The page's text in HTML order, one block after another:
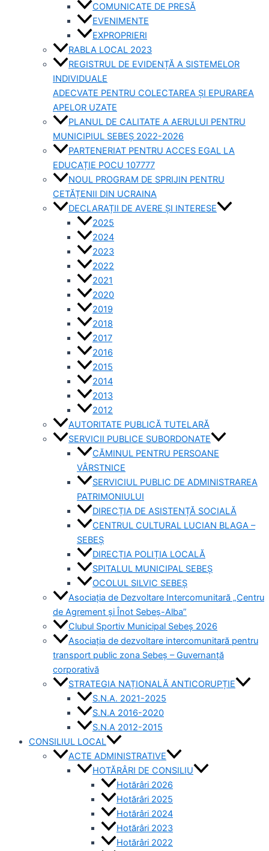
COMUNICATE DE PRESĂ
EVENIMENTE
EXPROPRIERI
RABLA LOCAL 2023
REGISTRUL DE EVIDENȚĂ A SISTEMELOR
INDIVIDUALE
ADECVATE PENTRU COLECTAREA ȘI EPURAREA
APELOR UZATE
PLANUL DE CALITATE A AERULUI PENTRU
MUNICIPIUL SEBEȘ 2022-2026
PARTENERIAT PENTRU ACCES EGAL LA
EDUCAȚIE POCU 107777
NOUL PROGRAM DE SPRIJIN PENTRU
CETĂȚENII DIN UCRAINA
DECLARAȚII DE AVERE ȘI INTERESE
2025
2024
2023
2022
2021
2020
2019
2018
2017
2016
2015
2014
2013
2012
AUTORITATE PUBLICĂ TUTELARĂ
SERVICII PUBLICE SUBORDONATE
CĂMINUL PENTRU PERSOANE
VÂRSTNICE
SERVICIUL PUBLIC DE ADMINISTRAREA
PATRIMONIULUI
DIRECȚIA DE ASISTENȚĂ SOCIALĂ
CENTRUL CULTURAL LUCIAN BLAGA –
SEBEȘ
DIRECȚIA POLIȚIA LOCALĂ
SPITALUL MUNICIPAL SEBEȘ
OCOLUL SILVIC SEBEȘ
Asociația de Dezvoltare Intercomunitară „Centru
de Agrement și Înot Sebeș-Alba”
Clubul Sportiv Municipal Sebeș 2026
Asociația de dezvoltare intercomunitară pentru
transport public zona Sebeș – Guvernanță
corporativă
STRATEGIA NAȚIONALĂ ANTICORUPȚIE
S.N.A. 2021-2025
S.N.A 2016-2020
S.N.A 2012-2015
CONSILIUL LOCAL
ACTE ADMINISTRATIVE
HOTĂRÂRI DE CONSILIU
Hotărâri 2026
Hotărâri 2025
Hotărâri 2024
Hotărâri 2023
Hotărâri 2022